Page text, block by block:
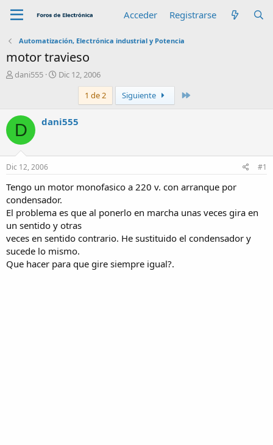
Acceder Registrarse
Automatización, Electrónica industrial y Potencia
motor travieso
A
r
dani555
F
a
d
c
o
Dic 12, 2006
1 de 2
Siguiente
D dani555
Dic 12, 2006 #1
Tengo un motor monofasico a 220 v. con arranque por
condensador.
El problema es que al ponerlo en marcha unas veces gira en
un sentido y otras
veces en sentido contrario. He sustituido el condensador y
sucede lo mismo.
Que hacer para que gire siempre igual?.